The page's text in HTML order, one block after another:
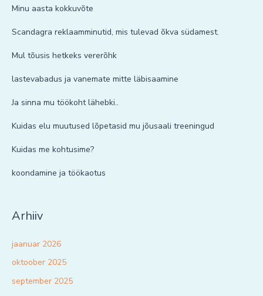
Minu aasta kokkuvõte
Scandagra reklaamminutid, mis tulevad õkva südamest.
Mul tõusis hetkeks vererõhk
lastevabadus ja vanemate mitte läbisaamine
Ja sinna mu töökoht lähebki..
Kuidas elu muutused lõpetasid mu jõusaali treeningud
Kuidas me kohtusime?
koondamine ja töökaotus
Arhiiv
jaanuar 2026
oktoober 2025
september 2025